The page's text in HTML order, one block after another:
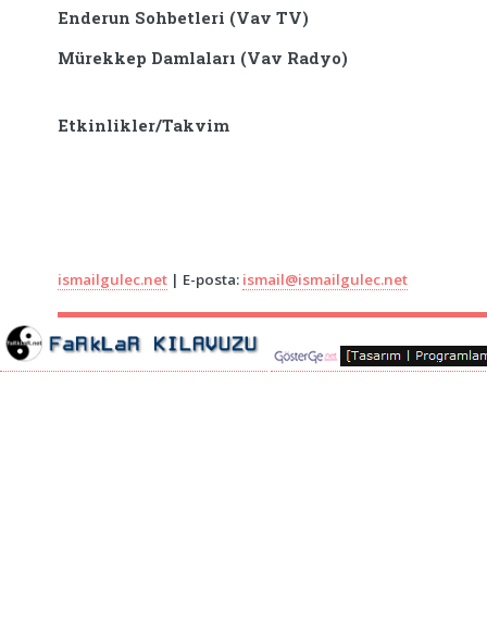
Enderun Sohbetleri (Vav TV)
Mürekkep Damlaları (Vav Radyo)
Etkinlikler/Takvim
ismailgulec.net | E-posta: ismail@ismailgulec.net